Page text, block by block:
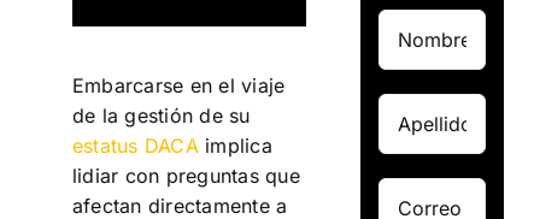
Embarcarse en el viaje
de la gestión de su
estatus DACAimplica
lidiar con preguntas que
afectan directamente a